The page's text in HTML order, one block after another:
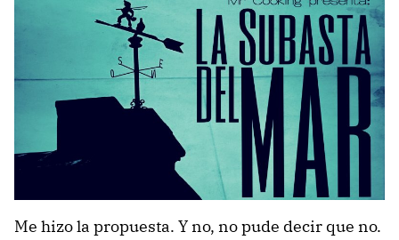
Me hizo la propuesta. Y no, no pude decir que no.